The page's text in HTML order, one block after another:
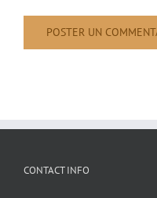
CONTACT INFO